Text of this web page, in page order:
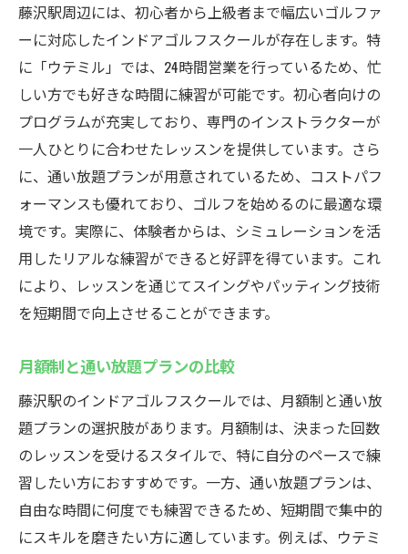
藤沢駅周辺には、初心者から上級者まで幅広いゴルファ
ーに対応したインドアゴルフスクールが存在します。特
に「ウテミル」では、24時間営業を行っているため、忙
しい方でも好きな時間に練習が可能です。初心者向けの
プログラムが充実しており、専門のインストラクターが
一人ひとりに合わせたレッスンを提供しています。さら
に、通い放題プランが用意されているため、コストパフ
ォーマンスも優れており、ゴルフを始めるのに最適な環
境です。実際に、体験者からは、シミュレーションを活
用したリアルな練習ができると好評を得ています。これ
により、レッスンを通じてスイングやパッティング技術
を短期間で向上させることができます。
月額制と通い放題プランの比較
藤沢駅のインドアゴルフスクールでは、月額制と通い放
題プランの選択肢があります。月額制は、決まった回数
のレッスンを受けるスタイルで、特に自分のペースで練
習したい方におすすめです。一方、通い放題プランは、
自由な時間に何度でも練習できるため、短期間で集中的
にスキルを磨きたい方に適しています。例えば、ウテミ